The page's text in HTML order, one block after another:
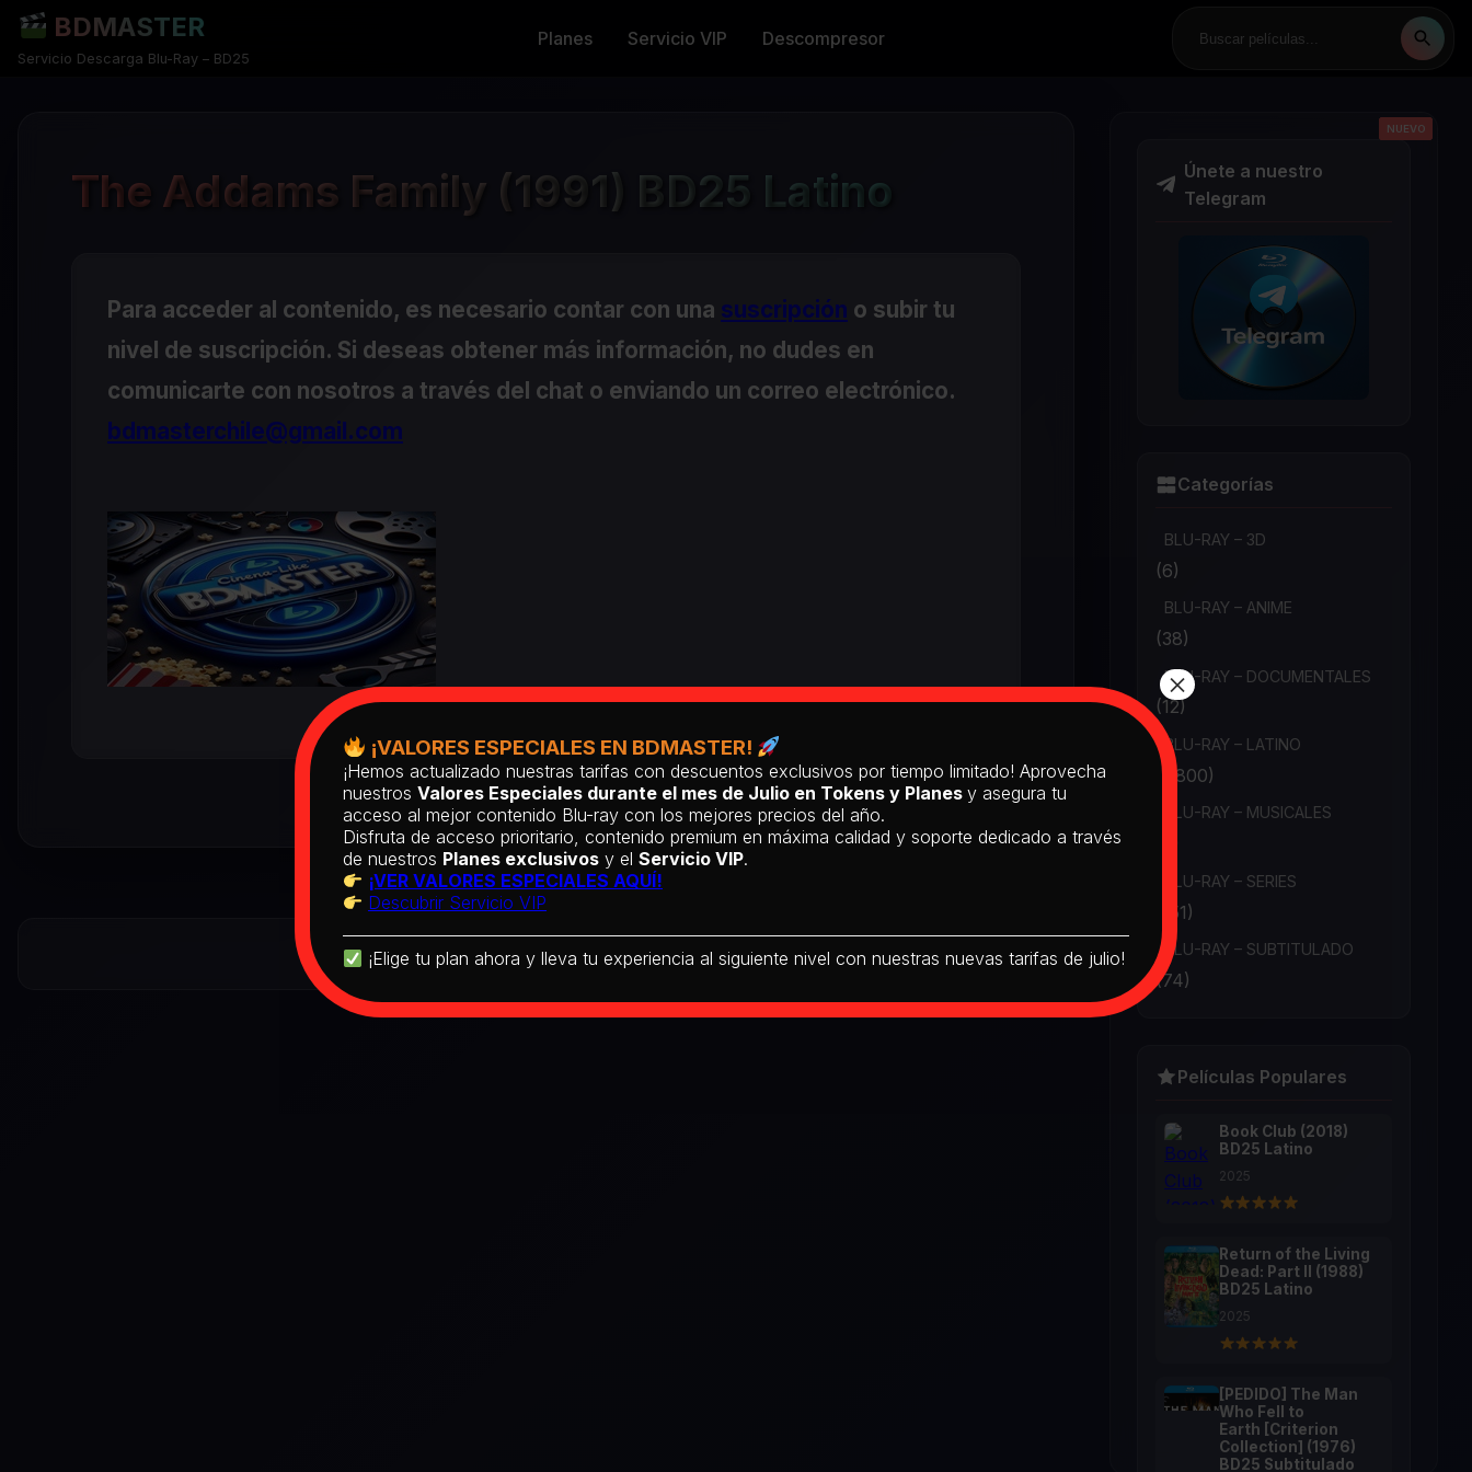
BDMASTER
Servicio Descarga Blu-Ray – BD25
Planes Servicio VIP Descompresor
The Addams Family (1991) BD25 Latino
Para acceder al contenido, es necesario contar con una suscripción o subir tu
nivel de suscripción. Si deseas obtener más información, no dudes en
comunicarte con nosotros a través del chat o enviando un correo electrónico.
bdmasterchile@gmail.com
Únete a nuestro
Telegram
Categorías
BLU-RAY – 3D
(6)
BLU-RAY – ANIME
(38)
BLU-RAY – DOCUMENTALES
(12)
BLU-RAY – LATINO
(1,800)
BLU-RAY – MUSICALES
BLU-RAY – SERIES
(151)
BLU-RAY – SUBTITULADO
(74)
Películas Populares
Book Club (2018)
BD25 Latino
2025
Return of the Living
Dead: Part II (1988)
BD25 Latino
2025
[PEDIDO] The Man
Who Fell to
Earth [Criterion
Collection] (1976)
BD25 Subtitulado
NUEVO
NUEVO
NUEVO
NUEVO
NUEVO
¡VALORES ESPECIALES EN BDMASTER!
¡Hemos actualizado nuestras tarifas con descuentos exclusivos por tiempo limitado! Aprovecha
nuestros Valores Especiales durante el mes de Julio en Tokens y Planes y asegura tu
acceso al mejor contenido Blu-ray con los mejores precios del año.
Disfruta de acceso prioritario, contenido premium en máxima calidad y soporte dedicado a través
de nuestros Planes exclusivosy el Servicio VIP.
¡VER VALORES ESPECIALES AQUÍ!
Descubrir Servicio VIP
¡Elige tu plan ahora y lleva tu experiencia al siguiente nivel con nuestras nuevas tarifas de julio!
×